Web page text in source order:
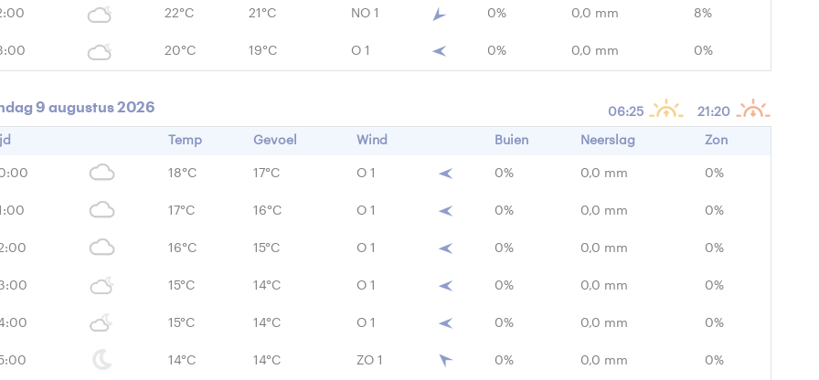
22°C 21°C NO 1 0% 0,0 mm 8%
20°C 19°C O 1 0% 0,0 mm 0%
9 augustus 2026 06:25 21:20
Temp Gevoel Wind Buien Neerslag Zon
18°C 17°C O 1 0% 0,0 mm 0%
17°C 16°C O 1 0% 0,0 mm 0%
16°C 15°C O 1 0% 0,0 mm 0%
15°C 14°C O 1 0% 0,0 mm 0%
15°C 14°C O 1 0% 0,0 mm 0%
14°C 14°C ZO 1 0% 0,0 mm 0%